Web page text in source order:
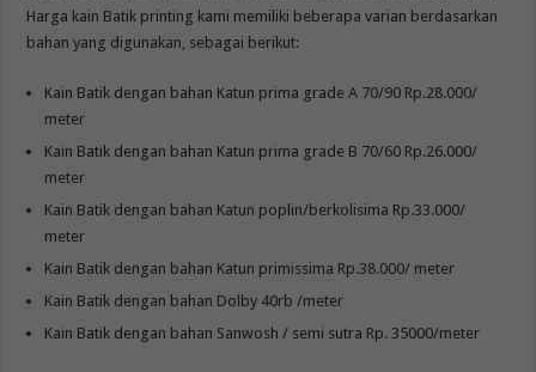
Harga kain Batik printing kami memiliki beberapa varian berdasarkan
bahan yang digunakan, sebagai berikut:
Kain Batik dengan bahan Katun prima grade A 70/90 Rp.28.000/
meter
Kain Batik dengan bahan Katun prima grade B 70/60 Rp.26.000/
meter
Kain Batik dengan bahan Katun poplin/berkolisima Rp.33.000/
meter
Kain Batik dengan bahan Katun primissima Rp.38.000/ meter
Kain Batik dengan bahan Dolby 40rb /meter
Kain Batik dengan bahan Sanwosh / semi sutra Rp. 35000/meter